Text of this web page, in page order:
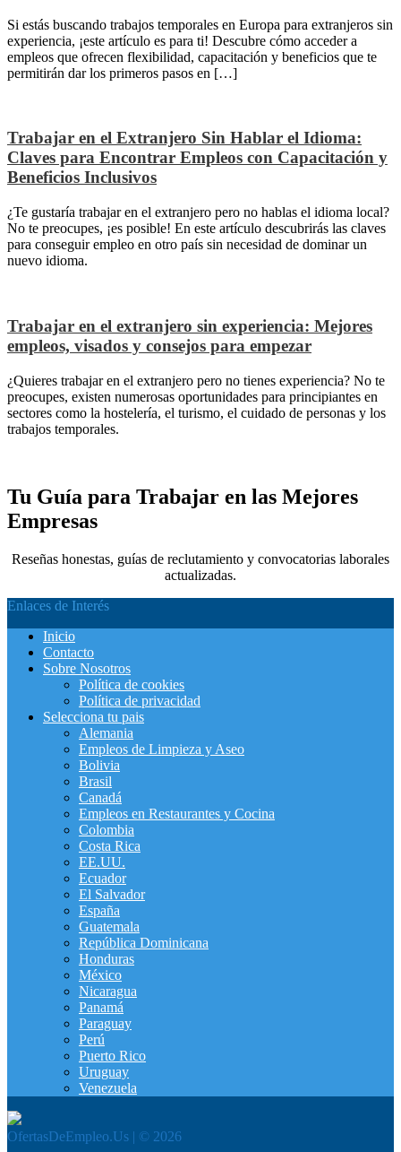
Si estás buscando trabajos temporales en Europa para extranjeros sin
experiencia, ¡este artículo es para ti! Descubre cómo acceder a
empleos que ofrecen flexibilidad, capacitación y beneficios que te
permitirán dar los primeros pasos en […]
Trabajar en el Extranjero Sin Hablar el Idioma:
Claves para Encontrar Empleos con Capacitación y
Beneficios Inclusivos
¿Te gustaría trabajar en el extranjero pero no hablas el idioma local?
No te preocupes, ¡es posible! En este artículo descubrirás las claves
para conseguir empleo en otro país sin necesidad de dominar un
nuevo idioma.
Trabajar en el extranjero sin experiencia: Mejores
empleos, visados y consejos para empezar
¿Quieres trabajar en el extranjero pero no tienes experiencia? No te
preocupes, existen numerosas oportunidades para principiantes en
sectores como la hostelería, el turismo, el cuidado de personas y los
trabajos temporales.
Tu Guía para Trabajar en las Mejores
Empresas
Reseñas honestas, guías de reclutamiento y convocatorias laborales
actualizadas.
Enlaces de Interés
Inicio
Contacto
Sobre Nosotros
Política de cookies
Política de privacidad
Selecciona tu pais
Alemania
Empleos de Limpieza y Aseo
Bolivia
Brasil
Canadá
Empleos en Restaurantes y Cocina
Colombia
Costa Rica
EE.UU.
Ecuador
El Salvador
España
Guatemala
República Dominicana
Honduras
México
Nicaragua
Panamá
Paraguay
Perú
Puerto Rico
Uruguay
Venezuela
OfertasDeEmpleo.Us | © 2026